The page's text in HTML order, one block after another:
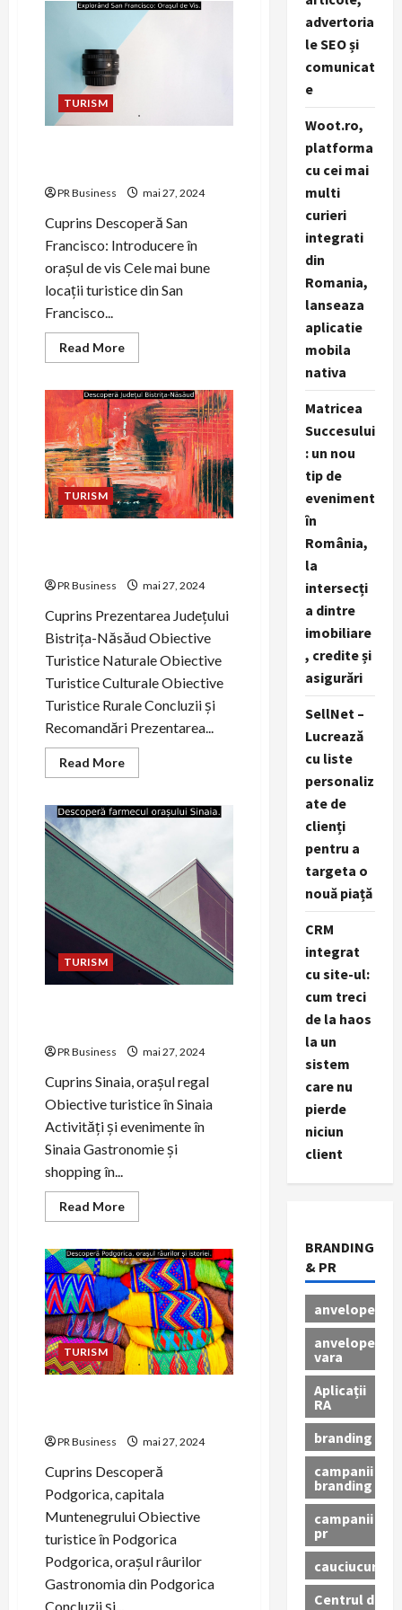
–
Aplicația
mobilă
pentru
TURISM
PR Business mai 27, 2024
Cuprins Descoperă San
Francisco: Introducere în
orașul de vis Cele mai bune
locații turistice din San
Francisco...
Read MoreRead
more
San
Francisco:
Orașul
de
Vis.
TURISM
PR Business mai 27, 2024
Cuprins Prezentarea Județului
Bistrița-Năsăud Obiective
Turistice Naturale Obiective
Turistice Culturale Obiective
Turistice Rurale Concluzii și
Recomandări Prezentarea...
Read MoreRead
more
Județul
Bistrița-
TURISM
PR Business mai 27, 2024
Cuprins Sinaia, orașul regal
Obiective turistice în Sinaia
Activități și evenimente în
Sinaia Gastronomie și
shopping în...
Read MoreRead
more
farmecul
orașului
Sinaia.
TURISM
PR Business mai 27, 2024
Cuprins Descoperă
Podgorica, capitala
Muntenegrului Obiective
turistice în Podgorica
Podgorica, orașul râurilor
Gastronomia din Podgorica
Concluzii și...
advertoria
le SEO și
comunicat
e
Woot.ro,
platforma
cu cei mai
multi
curieri
integrati
din
Romania,
lanseaza
aplicatie
mobila
nativa
Matricea
Succesului
: un nou
tip de
eveniment
în
România,
la
intersecți
a dintre
imobiliare
, credite și
asigurări
SellNet –
Lucrează
cu liste
personaliz
ate de
clienți
pentru a
targeta o
nouă piață
CRM
integrat
cu site-ul:
cum treci
de la haos
la un
sistem
care nu
pierde
niciun
client
BRANDING
& PR
anvelope
anvelope
vara
Aplicații
RA
branding
campanii
branding
campanii
pr
cauciucuri
Centrul de